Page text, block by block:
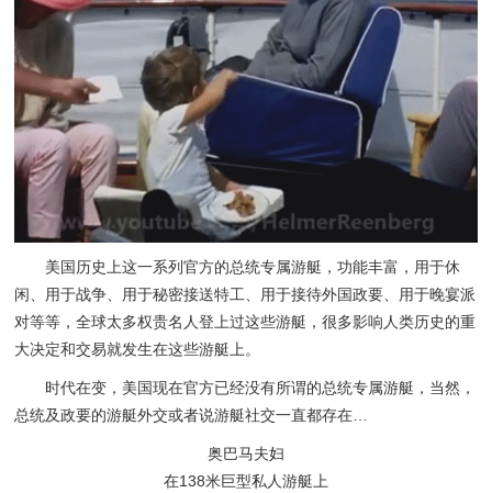
美国历史上这一系列官方的总统专属游艇，功能丰富，用于休
闲、用于战争、用于秘密接送特工、用于接待外国政要、用于晚宴派
对等等，全球太多权贵名人登上过这些游艇，很多影响人类历史的重
大决定和交易就发生在这些游艇上。
时代在变，美国现在官方已经没有所谓的总统专属游艇，当然，
总统及政要的游艇外交或者说游艇社交一直都存在…
奥巴马夫妇
在138米巨型私人游艇上